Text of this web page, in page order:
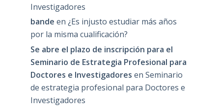
Investigadores
bande en ¿Es injusto estudiar más años
por la misma cualificación?
Se abre el plazo de inscripción para el
Seminario de Estrategia Profesional para
Doctores e Investigadores en Seminario
de estrategia profesional para Doctores e
Investigadores